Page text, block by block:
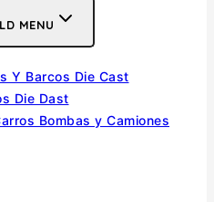
MENU
Y Barcos Die Cast
Die Dast
Bombas y Camiones